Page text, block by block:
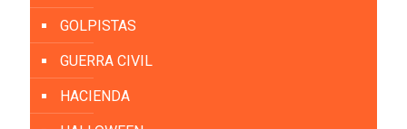
GOLPISTAS
GUERRA CIVIL
HACIENDA